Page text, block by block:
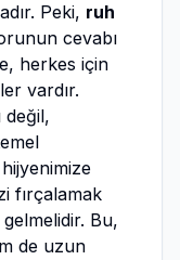
Peki, ruh
cevabı
herkes için
vardır.
değil,
fırçalamak
Bu,
de uzun